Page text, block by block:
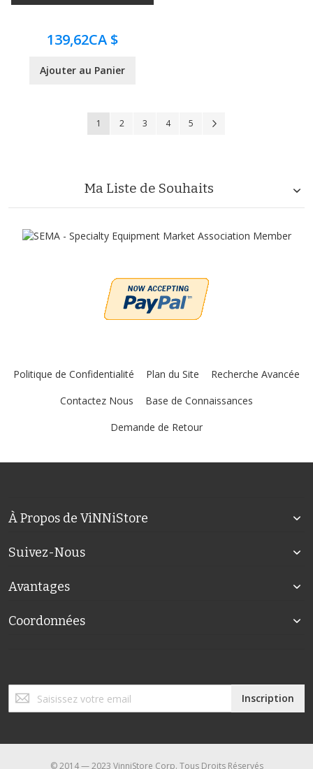
139,62CA $
Ajouter au Panier
Page
Vous lisez actuellement la page
1 Page
2 Page
3 Page
4 Page
5
Ma Liste de Souhaits
Politique de Confidentialité Plan du Site
Recherche Avancée
Contactez Nous
Base de Connaissances
Demande de Retour
À Propos de ViNNiStore
Suivez-Nous
Avantages
Coordonnées
Inscription
d’information
Inscription
© 2014 — 2023 VinniStore Corp. Tous Droits Réservés